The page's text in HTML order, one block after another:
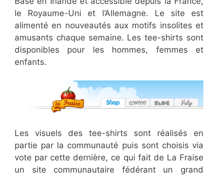
le Royaume-Uni et l’Allemagne. Le site est
alimenté en nouveautés aux motifs insolites et
amusants chaque semaine. Les tee-shirts sont
disponibles pour les hommes, femmes et
enfants.
Les visuels des tee-shirts sont réalisés en
partie par la communauté puis sont choisis via
vote par cette dernière, ce qui fait de La Fraise
un site communautaire fédérant un grand